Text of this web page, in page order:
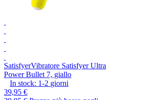
SatisfyerVibratore Satisfyer Ultra
Power Bullet 7, giallo
In stock: 1-2 giorni
39,95 €